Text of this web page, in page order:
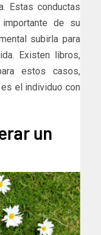
Estas conductas
de su
subirla para
Existen libros,
estos casos,
el individuo con
un